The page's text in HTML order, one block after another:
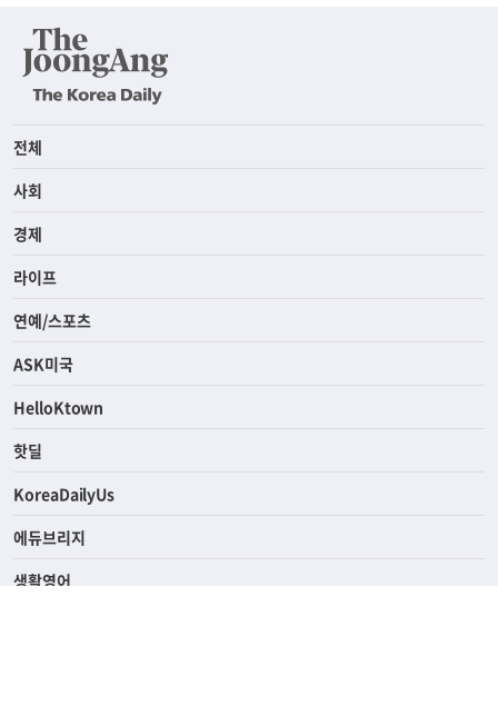
전체
사회
경제
라이프
연예/스포츠
ASK미국
HelloKtown
핫딜
KoreaDailyUs
에듀브리지
생활영어